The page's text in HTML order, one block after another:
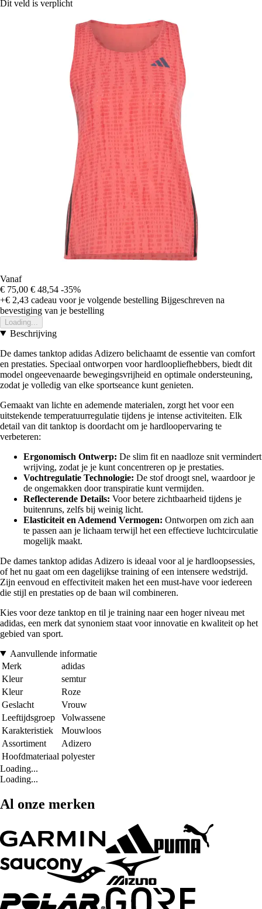
Dit veld is verplicht
Vanaf
€ 75,00 € 48,54 -35%
+€ 2,43 cadeau voor je volgende bestelling Bijgeschreven na
bevestiging van je bestelling
Loading...
Beschrijving
De dames tanktop adidas Adizero belichaamt de essentie van comfort
en prestaties. Speciaal ontworpen voor hardloopliefhebbers, biedt dit
model ongeevenaarde bewegingsvrijheid en optimale ondersteuning,
zodat je volledig van elke sportseance kunt genieten.
Gemaakt van lichte en ademende materialen, zorgt het voor een
uitstekende temperatuurregulatie tijdens je intense activiteiten. Elk
detail van dit tanktop is doordacht om je hardloopervaring te
verbeteren:
Ergonomisch Ontwerp: De slim fit en naadloze snit vermindert
wrijving, zodat je je kunt concentreren op je prestaties.
Vochtregulatie Technologie: De stof droogt snel, waardoor je
de ongemakken door transpiratie kunt vermijden.
Reflecterende Details: Voor betere zichtbaarheid tijdens je
buitenruns, zelfs bij weinig licht.
Elasticiteit en Ademend Vermogen: Ontworpen om zich aan
te passen aan je lichaam terwijl het een effectieve luchtcirculatie
mogelijk maakt.
De dames tanktop adidas Adizero is ideaal voor al je hardloopsessies,
of het nu gaat om een dagelijkse training of een intensere wedstrijd.
Zijn eenvoud en effectiviteit maken het een must-have voor iedereen
die stijl en prestaties op de baan wil combineren.
Kies voor deze tanktop en til je training naar een hoger niveau met
adidas, een merk dat synoniem staat voor innovatie en kwaliteit op het
gebied van sport.
Aanvullende informatie
Merk
adidas
Kleur
semtur
Kleur
Roze
Geslacht
Vrouw
Leeftijdsgroep
Volwassene
Karakteristiek
Mouwloos
Assortiment
Adizero
Hoofdmateriaal polyester
Loading...
Loading...
Al onze merken